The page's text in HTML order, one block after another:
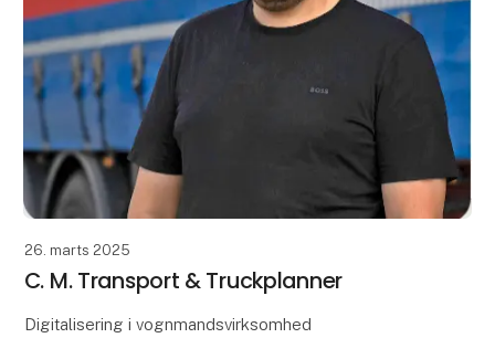
26. marts 2025
C. M. Transport & Truckplanner
Digitalisering i vognmandsvirksomhed